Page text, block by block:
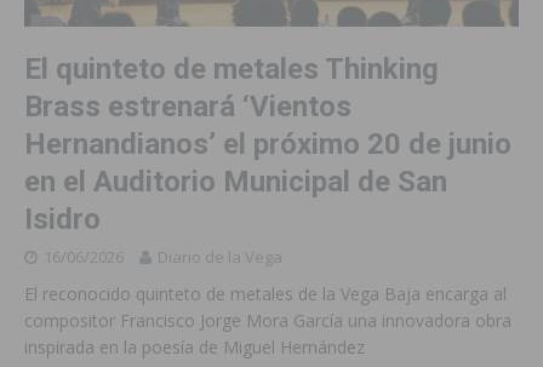
El quinteto de metales Thinking
Brass estrenará ‘Vientos
Hernandianos’ el próximo 20 de junio
en el Auditorio Municipal de San
Isidro
16/06/2026 Diario de la Vega
El reconocido quinteto de metales de la Vega Baja encarga al
compositor Francisco Jorge Mora García una innovadora obra
inspirada en la poesía de Miguel Hernández